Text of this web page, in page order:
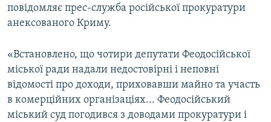
повідомляє прес-служба російської прокуратури
анексованого Криму.
«Встановлено, що чотири депутати Феодосійської
міської ради надали недостовірні і неповні
відомості про доходи, приховавши майно та участь
в комерційних організаціях... Феодосійський
міський суд погодився з доводами прокуратури і